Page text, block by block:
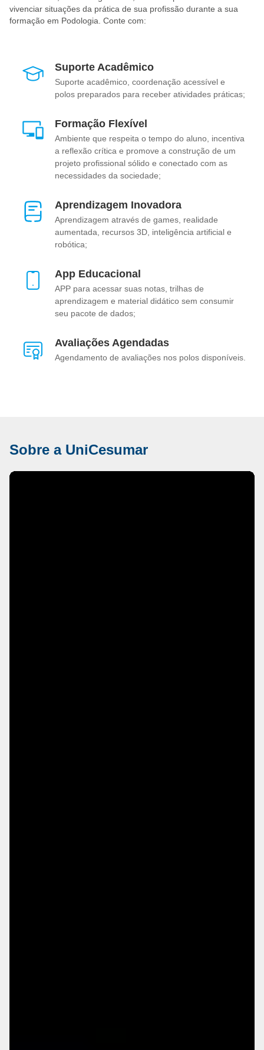
vivenciar situações da prática de sua profissão durante a sua
formação em Podologia. Conte com:
Suporte Acadêmico
Suporte acadêmico, coordenação acessível e
polos preparados para receber atividades práticas;
Formação Flexível
Ambiente que respeita o tempo do aluno, incentiva
a reflexão crítica e promove a construção de um
projeto profissional sólido e conectado com as
necessidades da sociedade;
Aprendizagem Inovadora
Aprendizagem através de games, realidade
aumentada, recursos 3D, inteligência artificial e
robótica;
App Educacional
APP para acessar suas notas, trilhas de
aprendizagem e material didático sem consumir
seu pacote de dados;
Avaliações Agendadas
Agendamento de avaliações nos polos disponíveis.
Sobre a UniCesumar